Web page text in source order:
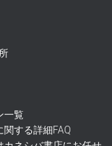
一覧
する詳細FAQ